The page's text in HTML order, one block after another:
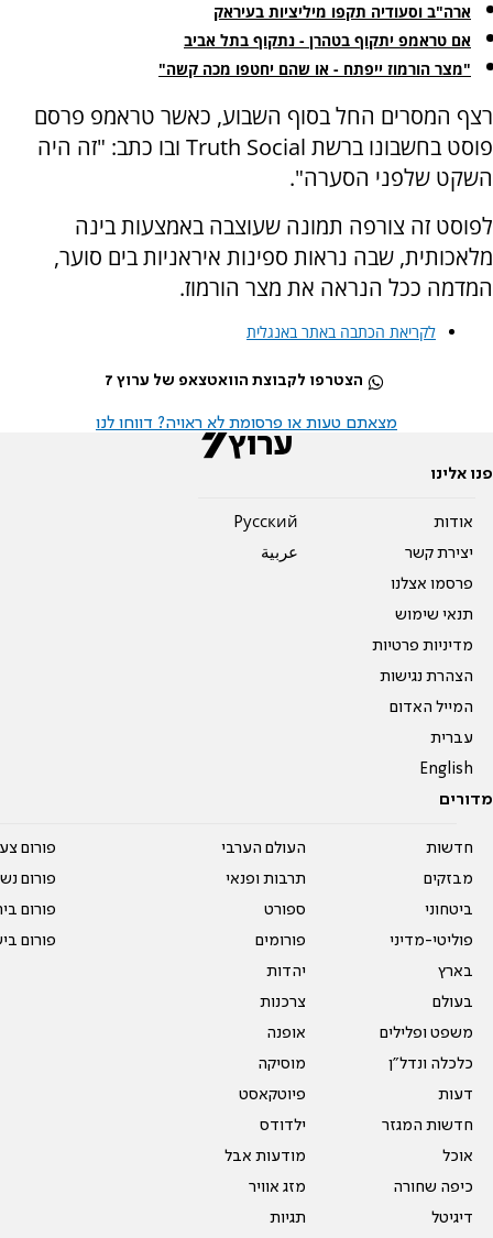
ארה"ב וסעודיה תקפו מיליציות בעיראק
אם טראמפ יתקוף בטהרן - נתקוף בתל אביב
"מצר הורמוז ייפתח - או שהם יחטפו מכה קשה"
רצף המסרים החל בסוף השבוע, כאשר טראמפ פרסם
פוסט בחשבונו ברשת Truth Social ובו כתב: "זה היה
השקט שלפני הסערה".
לפוסט זה צורפה תמונה שעוצבה באמצעות בינה
מלאכותית, שבה נראות ספינות איראניות בים סוער,
המדמה ככל הנראה את מצר הורמוז.
לקריאת הכתבה באתר באנגלית
הצטרפו לקבוצת הוואטצאפ של ערוץ 7
מצאתם טעות או פרסומת לא ראויה? דווחו לנו
פנו אלינו
אודות
יצירת קשר
פרסמו אצלנו
תנאי שימוש
מדיניות פרטיות
הצהרת נגישות
המייל האדום
עברית
English
Pусский
عربية
מדורים
חדשות
מבזקים
ביטחוני
פוליטי-מדיני
בארץ
בעולם
משפט ופלילים
כלכלה ונדל"ן
דעות
חדשות המגזר
אוכל
כיפה שחורה
דיגיטל
העולם הערבי
תרבות ופנאי
ספורט
פורומים
יהדות
צרכנות
אופנה
מוסיקה
פיוטקאסט
ילדודס
מודעות אבל
מזג אוויר
תגיות
פורום
פורום
פורום
פורום